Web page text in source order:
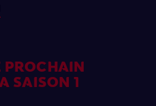
PROCHAIN
SAISON 1